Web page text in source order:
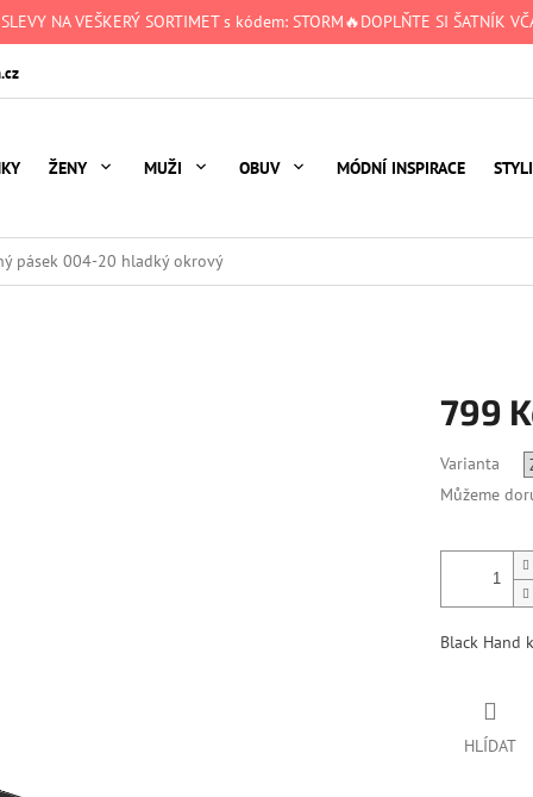
NA VEŠKERÝ SORTIMET s kódem: STORM🔥DOPLŇTE SI ŠATNÍK
ŽENY MUŽI OBUV MÓDNÍ INSPIRACE
pásek 004-20 hladký okrový
799
cena:
Varianta
Můžeme
Black Hand
HLÍDAT